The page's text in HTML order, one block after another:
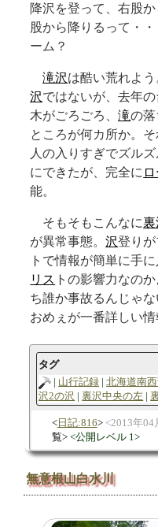
降沢を登って、右股
股から降りるって・
ーム？
滝沢は酷い荒れよ
沢ではないが、去年
木がごろごろ、滝の
ところが何カ所か。そ
人の入りすぎでズル
にできたが、完全に
能。
そもそもこんなに裏
が異常事態。沢登り
トで情報が簡単に手
リス トの影響力なの
ち誰か事故るんじゃ
おめぇが一番詳しい
タグ
山行記録
北海道南
沢2の沢
裏沢中央の左
日記:816 2013年04
覧
公開レベル 1
無意根山白水川